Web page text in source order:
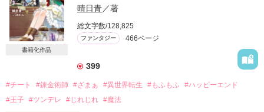
20/07/29　end
24/06/29　SS追加
書籍化作品
晴日青／著
総文字数/128,825
ファンタジー 466ページ
399
#チート #錬金術師 #ざまぁ #異世界転生 #もふもふ
#ハッピーエンド
#王子 #ツンデレ #じれじれ #魔法